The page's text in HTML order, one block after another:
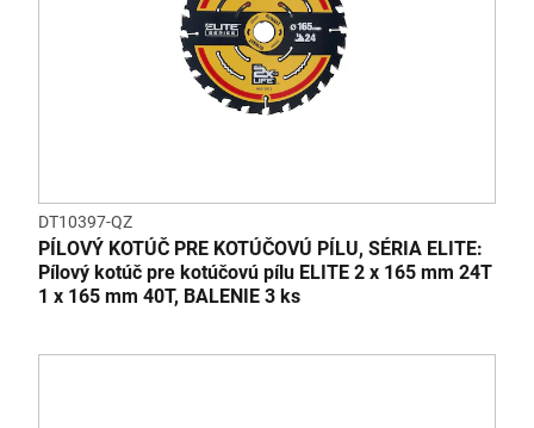
DT10397-QZ
PÍLOVÝ KOTÚČ PRE KOTÚČOVÚ PÍLU, SÉRIA ELITE:
Pílový kotúč pre kotúčovú pílu ELITE 2 x 165 mm 24T
1 x 165 mm 40T, BALENIE 3 ks